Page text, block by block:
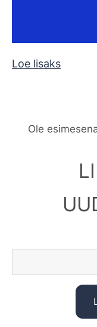
Loe lisaks
Ole